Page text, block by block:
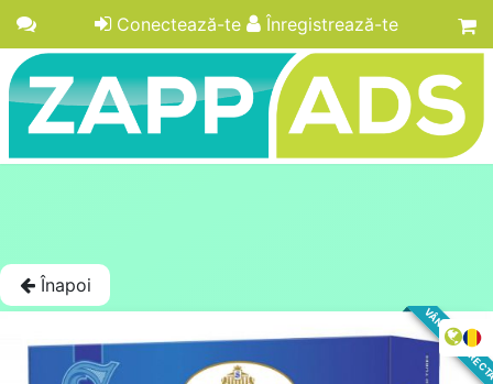
Conectează-te Înregistrează-te
Înapoi
VÂNZARE